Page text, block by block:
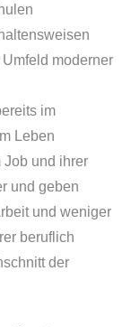
moderner
im
Leben
Job und ihrer
und geben
und weniger
beruflich
der